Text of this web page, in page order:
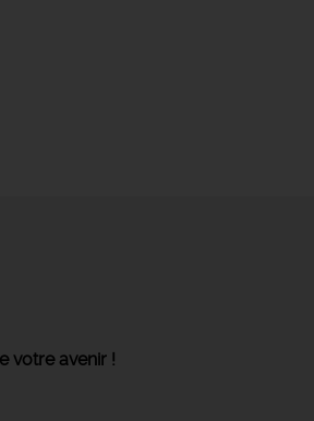
votre avenir !